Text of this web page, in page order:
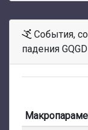
События,
падения GQGD